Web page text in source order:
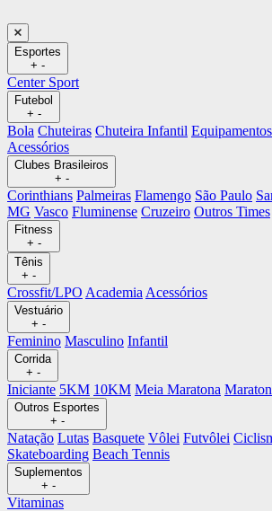
Esportes
+ -
Center Sport
Futebol
+ -
Bola Chuteiras Chuteira Infantil
Acessórios
Clubes Brasileiros
+ -
Corinthians Palmeiras Flamengo São Paulo
MG Vasco Fluminense Cruzeiro Outros Times
Fitness
+ -
Tênis
+ -
Crossfit/LPO Academia Acessórios
Vestuário
+ -
Feminino Masculino Infantil
Corrida
+ -
Iniciante 5KM 10KM Meia Maratona
Outros Esportes
+ -
Natação Lutas Basquete Vôlei Futvôlei
Skateboarding Beach Tennis
Suplementos
+ -
Vitaminas